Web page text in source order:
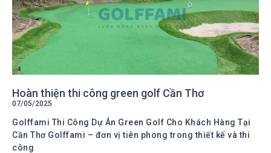
Hoàn thiện thi công green golf Cần Thơ
07/05/2025
Golffami Thi Công Dự Án Green Golf Cho Khách Hàng Tại
Cần Thơ Golffami – đơn vị tiên phong trong thiết kế và thi
công